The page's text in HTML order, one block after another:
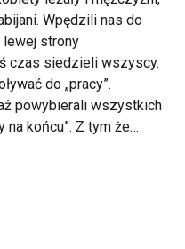
Wpędzili nas do
lewej strony
czas siedzieli wszyscy.
do „pracy”.
powybierali wszystkich
końcu”. Z tym że…